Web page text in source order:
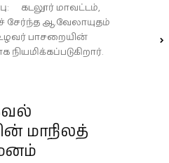
கடலூர் மாவட்டம்,
சேர்ந்த ஆ.வேலாயுதம்
உழவர் பாசறையின்
மாநிலத்